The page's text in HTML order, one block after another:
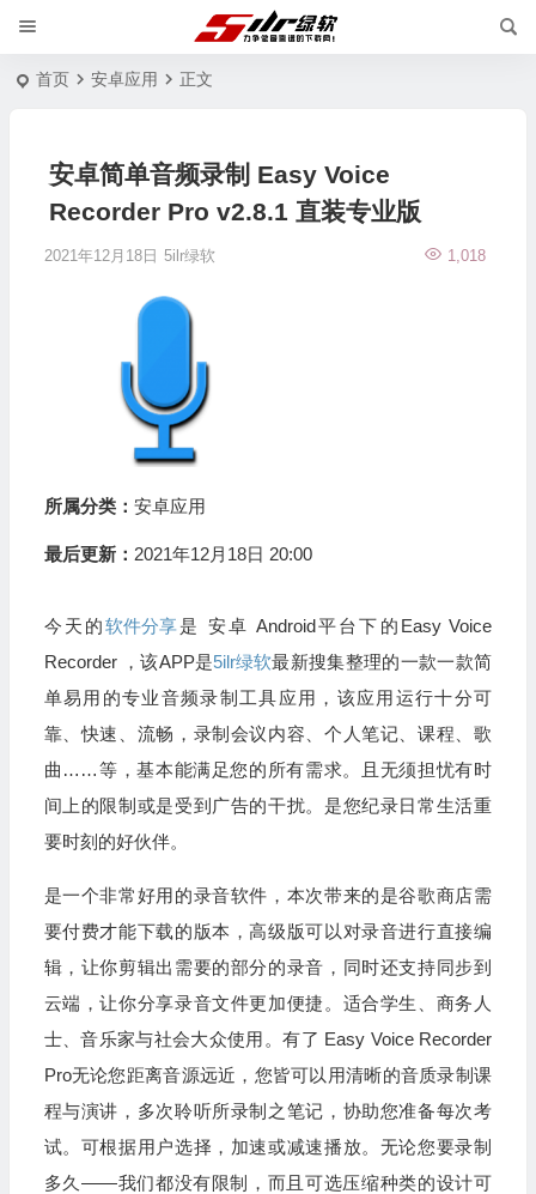
首页 安卓应用 正文
安卓简单音频录制 Easy Voice
Recorder Pro v2.8.1 直装专业版
2021年12月18日 5ilr绿软 1,018
所属分类： 安卓应用
最后更新： 2021年12月18日 20:00
今天的软件分享是 安卓 Android平台下的Easy Voice
Recorder ，该APP是5ilr绿软最新搜集整理的一款一款简
单易用的专业音频录制工具应用，该应用运行十分可
靠、快速、流畅，录制会议内容、个人笔记、课程、歌
曲……等，基本能满足您的所有需求。且无须担忧有时
间上的限制或是受到广告的干扰。是您纪录日常生活重
要时刻的好伙伴。
是一个非常好用的录音软件，本次带来的是谷歌商店需
要付费才能下载的版本，高级版可以对录音进行直接编
辑，让你剪辑出需要的部分的录音，同时还支持同步到
云端，让你分享录音文件更加便捷。适合学生、商务人
士、音乐家与社会大众使用。有了 Easy Voice Recorder
Pro无论您距离音源远近，您皆可以用清晰的音质录制课
程与演讲，多次聆听所录制之笔记，协助您准备每次考
试。可根据用户选择，加速或减速播放。无论您要录制
多久——我们都没有限制，而且可选压缩种类的设计可